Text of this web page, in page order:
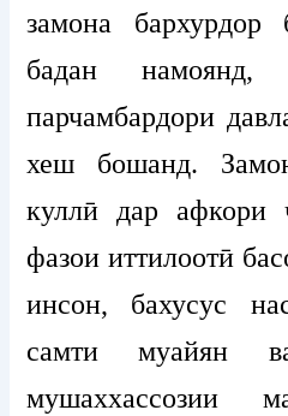
замона бархурдор
бадан намоянд,
парчамбардори
хеш бошанд.
куллӣ дар афкори
фазои иттилоотӣ
инсон, бахусус
самти муайян
мушаххассозии